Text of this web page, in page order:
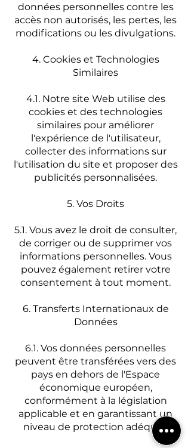
données personnelles contre les
accès non autorisés, les pertes, les
modifications ou les divulgations.
4. Cookies et Technologies
Similaires
4.1. Notre site Web utilise des
cookies et des technologies
similaires pour améliorer
l'expérience de l'utilisateur,
collecter des informations sur
l'utilisation du site et proposer des
publicités personnalisées.
5. Vos Droits
5.1. Vous avez le droit de consulter,
de corriger ou de supprimer vos
informations personnelles. Vous
pouvez également retirer votre
consentement à tout moment.
6. Transferts Internationaux de
Données
6.1. Vos données personnelles
peuvent être transférées vers des
pays en dehors de l'Espace
économique européen,
conformément à la législation
applicable et en garantissant un
niveau de protection adéquat.